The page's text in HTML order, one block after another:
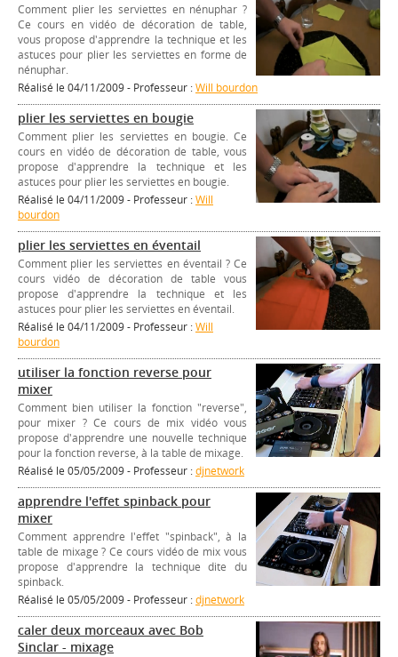
Comment plier les serviettes en nénuphar ?
Ce cours en vidéo de décoration de table,
vous propose d'apprendre la technique et les
astuces pour plier les serviettes en forme de
nénuphar.
Réalisé le 04/11/2009 - Professeur :Will bourdon
plier les serviettes en bougie
Comment plier les serviettes en bougie. Ce
cours en vidéo de décoration de table, vous
propose d'apprendre la technique et les
astuces pour plier les serviettes en bougie.
Réalisé le 04/11/2009 - Professeur :Will
bourdon
plier les serviettes en éventail
Comment plier les serviettes en éventail ? Ce
cours vidéo de décoration de table vous
propose d'apprendre la technique et les
astuces pour plier les serviettes en éventail.
Réalisé le 04/11/2009 - Professeur :Will
bourdon
utiliser la fonction reverse pour
mixer
Comment bien utiliser la fonction "reverse",
pour mixer ? Ce cours de mix vidéo vous
propose d'apprendre une nouvelle technique
pour la fonction reverse, à la table de mixage.
Réalisé le 05/05/2009 - Professeur :djnetwork
apprendre l'effet spinback pour
mixer
Comment apprendre l'effet "spinback", à la
table de mixage ? Ce cours vidéo de mix vous
propose d'apprendre la technique dite du
spinback.
Réalisé le 05/05/2009 - Professeur :djnetwork
caler deux morceaux avec Bob
Sinclar - mixage